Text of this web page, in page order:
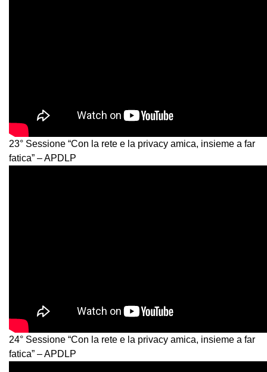
23° Sessione “Con la rete e la privacy amica, insieme a far
fatica” – APDLP
24° Sessione “Con la rete e la privacy amica, insieme a far
fatica” – APDLP